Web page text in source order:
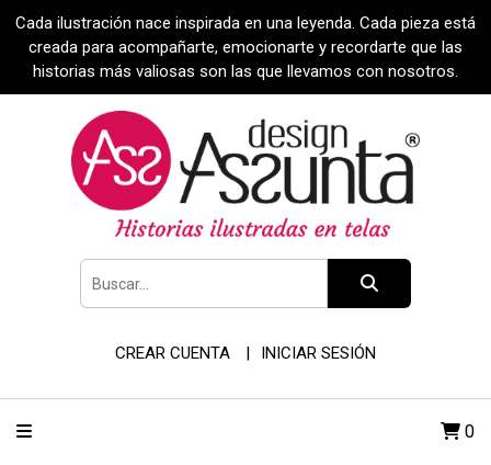
Cada ilustración nace inspirada en una leyenda. Cada pieza está
creada para acompañarte, emocionarte y recordarte que las
historias más valiosas son las que llevamos con nosotros.
CREAR CUENTA INICIAR SESIÓN
0